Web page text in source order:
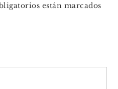
están marcados